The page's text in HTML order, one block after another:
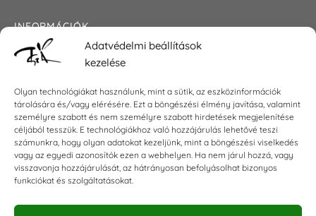
Adatvédelmi beállítások
kezelése
Olyan technológiákat használunk, mint a sütik, az eszközinformációk
tárolására és/vagy elérésére. Ezt a böngészési élmény javítása, valamint
személyre szabott és nem személyre szabott hirdetések megjelenítése
céljából tesszük. E technológiákhoz való hozzájárulás lehetővé teszi
számunkra, hogy olyan adatokat kezeljünk, mint a böngészési viselkedés
vagy az egyedi azonosítók ezen a webhelyen. Ha nem járul hozzá, vagy
visszavonja hozzájárulását, az hátrányosan befolyásolhat bizonyos
funkciókat és szolgáltatásokat.
INFORMÁCIÓK
Általános szerződési feltételek
Impresszum
KAPCSOLAT
E-mail:shop@torokszilvi.com
Telefon: +36 30 6767872